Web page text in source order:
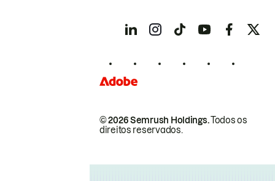
© 2026 Semrush Holdings.Todos os
direitos reservados.